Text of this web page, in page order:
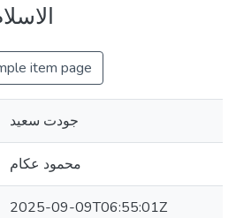
item page
جودت سعيد
محمود عكام
2025-09-09T06:55:01Z